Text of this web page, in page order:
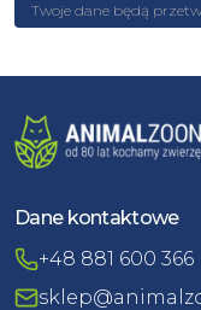
Twoje dane będą
Dane kontaktowe
+48 881 600 366